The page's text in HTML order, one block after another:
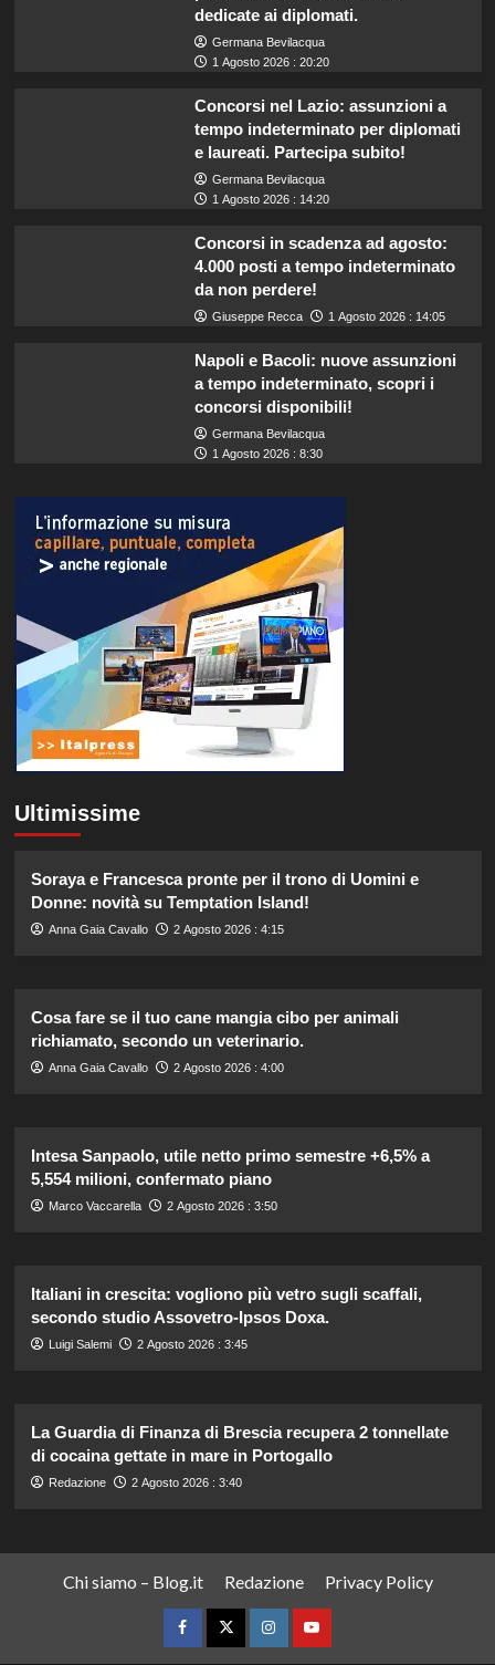
dedicate ai diplomati.
Germana Bevilacqua
1 Agosto 2026 : 20:20
Concorsi nel Lazio: assunzioni a
tempo indeterminato per diplomati
e laureati. Partecipa subito!
Germana Bevilacqua
1 Agosto 2026 : 14:20
Concorsi in scadenza ad agosto:
4.000 posti a tempo indeterminato
da non perdere!
Giuseppe Recca 1 Agosto 2026 : 14:05
Napoli e Bacoli: nuove assunzioni
a tempo indeterminato, scopri i
concorsi disponibili!
Germana Bevilacqua
1 Agosto 2026 : 8:30
Ultimissime
Soraya e Francesca pronte per il trono di Uomini e
Donne: novità su Temptation Island!
Anna Gaia Cavallo 2 Agosto 2026 : 4:15
Cosa fare se il tuo cane mangia cibo per animali
richiamato, secondo un veterinario.
Anna Gaia Cavallo 2 Agosto 2026 : 4:00
Intesa Sanpaolo, utile netto primo semestre +6,5% a
5,554 milioni, confermato piano
Marco Vaccarella 2 Agosto 2026 : 3:50
Italiani in crescita: vogliono più vetro sugli scaffali,
secondo studio Assovetro-Ipsos Doxa.
Luigi Salemi 2 Agosto 2026 : 3:45
La Guardia di Finanza di Brescia recupera 2 tonnellate
di cocaina gettate in mare in Portogallo
Redazione 2 Agosto 2026 : 3:40
Chi siamo – Blog.it Redazione Privacy Policy
FacebookTwitterInstagramYouTube